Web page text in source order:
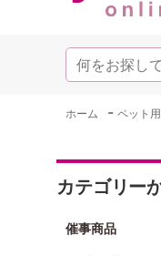
ホーム -ペット
カテゴリー
催事商品